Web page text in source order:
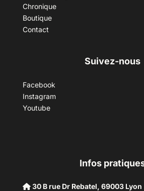
Chronique
Boutique
Contact
Suivez-nous
Facebook
Instagram
Youtube
Infos
30 B rue Dr Rebatel, 69003 Lyon